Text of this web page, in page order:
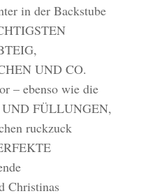
in der Backstube
UND CO.
– ebenso wie die
FÜLLUNGEN,
ruckzuck
Christinas